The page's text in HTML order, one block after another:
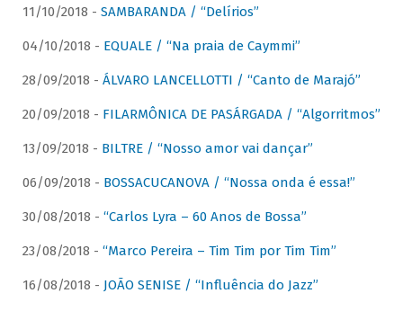
11/10/2018 - SAMBARANDA / “Delírios”
04/10/2018 - EQUALE / “Na praia de Caymmi”
28/09/2018 - ÁLVARO LANCELLOTTI / “Canto de Marajó”
20/09/2018 - FILARMÔNICA DE PASÁRGADA / “Algorritmos”
13/09/2018 - BILTRE / “Nosso amor vai dançar”
06/09/2018 - BOSSACUCANOVA / “Nossa onda é essa!”
30/08/2018 - “Carlos Lyra – 60 Anos de Bossa”
23/08/2018 - “Marco Pereira – Tim Tim por Tim Tim”
16/08/2018 - JOÃO SENISE / “Influência do Jazz”